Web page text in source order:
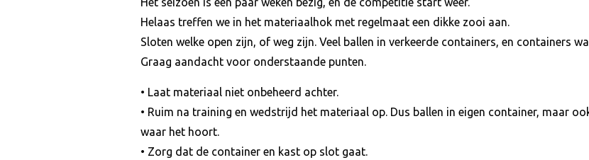
Helaas treffen we in het materiaalhok met regelmaat een dikke zooi aan.
Sloten welke open zijn, of weg zijn. Veel ballen in verkeerde containers, en containers
Graag aandacht voor onderstaande punten.
• Laat materiaal niet onbeheerd achter.
• Ruim na training en wedstrijd het materiaal op. Dus ballen in eigen container, maar
waar het hoort.
• Zorg dat de container en kast op slot gaat.